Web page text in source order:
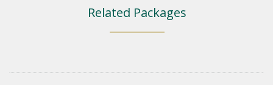
Related Packages